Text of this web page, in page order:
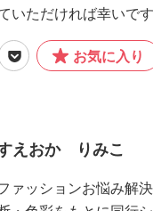
いただければ幸いです
お気に入り
えおか りみこ
ァッションお悩み解